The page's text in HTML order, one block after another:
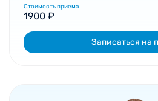
Стоимость приема
1900 ₽
Записаться на